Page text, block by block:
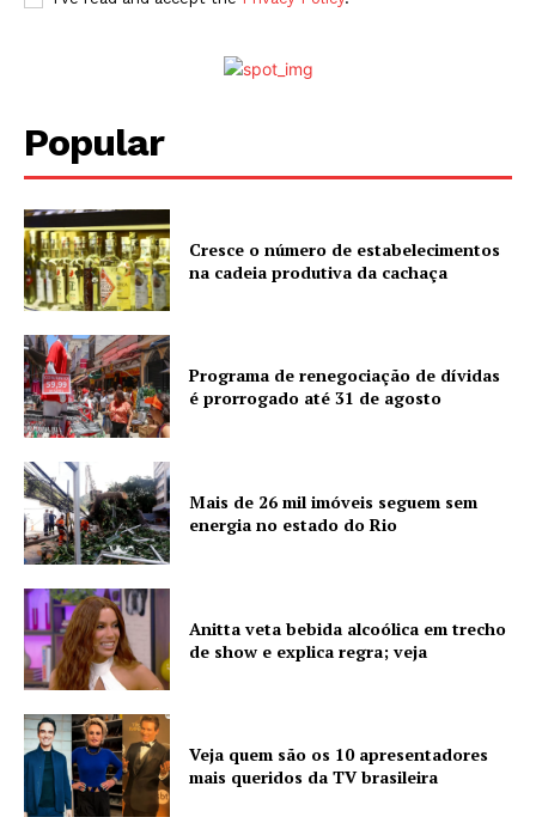
Popular
Cresce o número de estabelecimentos
na cadeia produtiva da cachaça
Programa de renegociação de dívidas
é prorrogado até 31 de agosto
Mais de 26 mil imóveis seguem sem
energia no estado do Rio
Anitta veta bebida alcoólica em trecho
de show e explica regra; veja
Veja quem são os 10 apresentadores
mais queridos da TV brasileira